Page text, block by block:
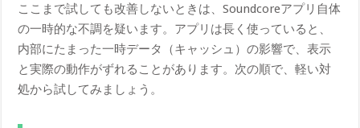
ここまで試しても改善しないときは、Soundcoreアプリ自体
の一時的な不調を疑います。アプリは長く使っていると、
内部にたまった一時データ（キャッシュ）の影響で、表示
と実際の動作がずれることがあります。次の順で、軽い対
処から試してみましょう。